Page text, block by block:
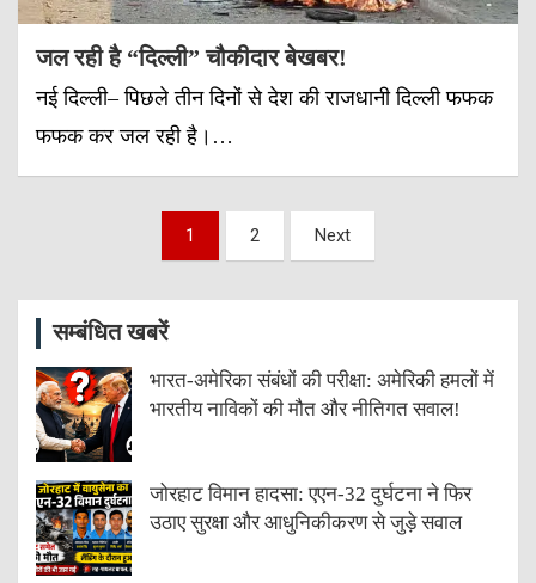
जल रही है “दिल्ली” चौकीदार बेखबर!
नई दिल्ली– पिछले तीन दिनों से देश की राजधानी दिल्ली फफक
फफक कर जल रही है।…
1 2 Next
सम्बंधित खबरें
भारत-अमेरिका संबंधों की परीक्षा: अमेरिकी हमलों में
भारतीय नाविकों की मौत और नीतिगत सवाल!
जोरहाट विमान हादसा: एएन-32 दुर्घटना ने फिर
उठाए सुरक्षा और आधुनिकीकरण से जुड़े सवाल